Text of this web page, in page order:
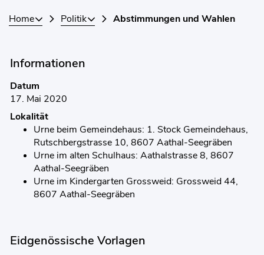
Home Politik Abstimmungen und Wahlen
Informationen
Datum
17. Mai 2020
Lokalität
Urne beim Gemeindehaus: 1. Stock Gemeindehaus,
Rutschbergstrasse 10, 8607 Aathal-Seegräben
Urne im alten Schulhaus: Aathalstrasse 8, 8607
Aathal-Seegräben
Urne im Kindergarten Grossweid: Grossweid 44,
8607 Aathal-Seegräben
Eidgenössische Vorlagen